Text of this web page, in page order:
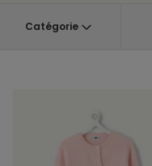
Catégorie